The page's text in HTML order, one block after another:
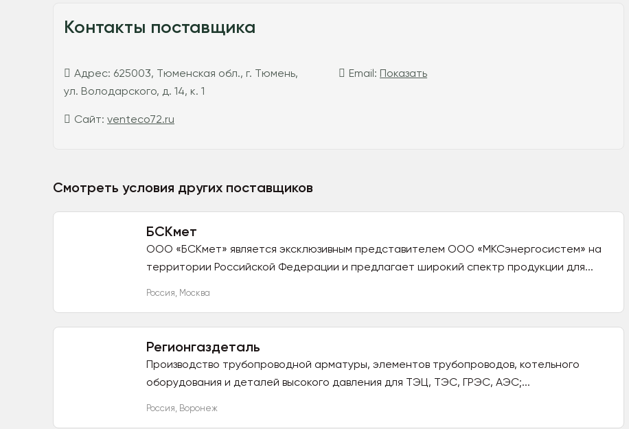
Контакты поставщика
Адрес: 625003, Тюменская обл., г. Тюмень,
ул. Володарского, д. 14, к. 1
Email: Показать
Сайт: venteco72.ru
Смотреть условия других поставщиков
БСКмет
ООО «БСКмет» является эксклюзивным представителем ООО «МКСэнергосистем» на
территории Российской Федерации и предлагает широкий спектр продукции для...
Россия, Москва
Регионгаздеталь
Производство трубопроводной арматуры, элементов трубопроводов, котельного
оборудования и деталей высокого давления для ТЭЦ, ТЭС, ГРЭС, АЭС;...
Россия, Воронеж